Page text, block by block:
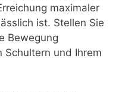
maximaler
ist. Stellen Sie
Bewegung
Schultern und Ihrem